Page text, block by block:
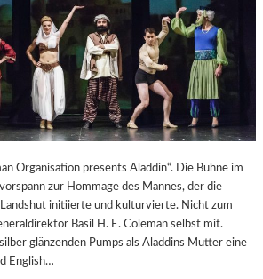
N
E
N
D
I
N
S
Z
N
I
E
R
T
Organisation presents Aladdin“. Die Bühne im
zur Hommage des Mannes, der die
initiierte und kulturvierte. Nicht zum
Basil H. E. Coleman selbst mit.
glänzenden Pumps als Aladdins Mutter eine
English…